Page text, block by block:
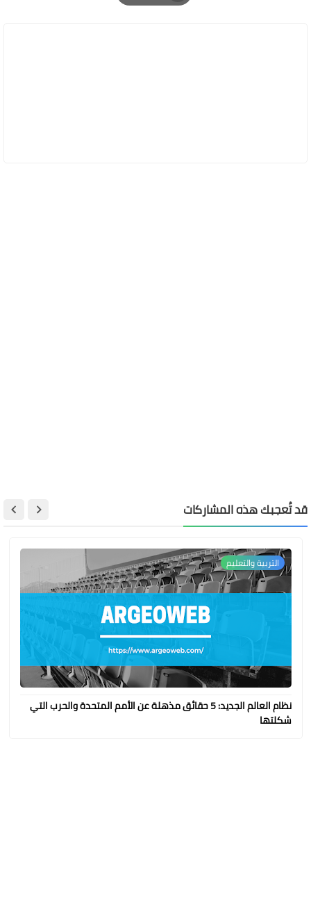
Print
قد تُعجبك هذه المشاركات
التربية والتعليم
نظام العالم الجديد: 5 حقائق مذهلة عن الأمم المتحدة والحرب التي
شكلتها